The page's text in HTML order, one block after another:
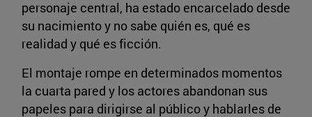
personaje central, ha estado encarcelado desde
su nacimiento y no sabe quién es, qué es
realidad y qué es ficción.
El montaje rompe en determinados momentos
la cuarta pared y los actores abandonan sus
papeles para dirigirse al público y hablarles de